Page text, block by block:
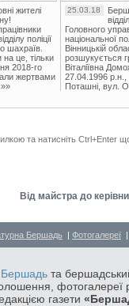
жителі
поліції
шахраїв.
це, тільки
2018-го
жертвами
25.03.18
Головного
національної
Вінницькій
розшукується
Віталіївна
27.04.1996 р.н.,
Поташні, вул.
та натисніть Ctrl+Enter
Від майстра до
Бершадь | Фотогалереї
Бершадь та
фотогалереї
газети